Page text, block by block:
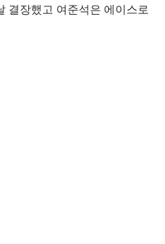
결장했고 여준석은 에이스로